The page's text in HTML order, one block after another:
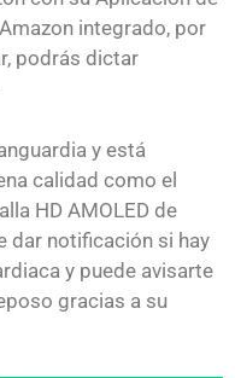
integrado, por
podrás dictar
y está
calidad como el
HD AMOLED de
dar notificación si hay
y puede avisarte
gracias a su